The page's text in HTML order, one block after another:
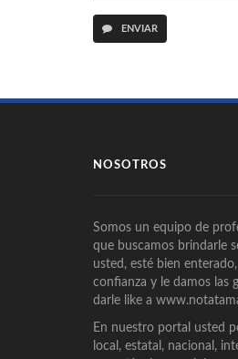
ENVIAR
NOSOTROS
Somos un equipo de
que buscamos brindarle
usted, esté bien
confianza y le damos las
darle like a
En nuestro portal usted
local, estatal, nacional,